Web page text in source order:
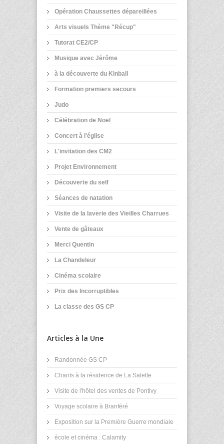
Opération Chaussettes dépareillées
Arts visuels Thème "Récup"
Tutorat CE2/CP
Musique avec Jérôme
à la découverte du Kinball
Formation premiers secours
Judo
Célébration de Noël
Concert à l'église
L'invitation des CM2
Projet Environnement
Découverte du self
Séances de natation
Visite de la laverie des Vieilles Charrues
Vente de gâteaux
Merci Quentin
La Chandeleur
Cinéma scolaire
Prix des Incorruptibles
La classe des GS CP
Articles à la Une
Randonnée GS CP
Chants à la résidence de La Salette
Visite de l'hôtel des ventes de Pontivy
Voyage scolaire à Branféré
Exposition sur la Première Guerre mondiale
école et cinéma : Calamity